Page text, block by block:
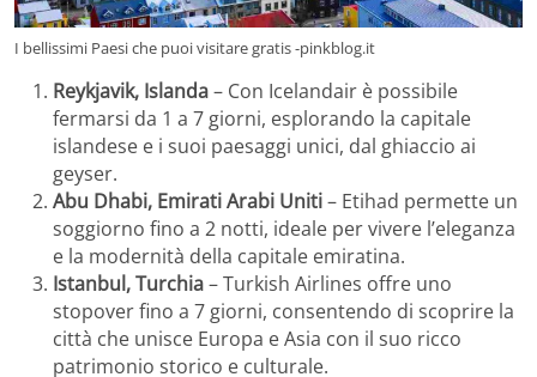
I bellissimi Paesi che puoi visitare gratis -pinkblog.it
Reykjavik, Islanda– Con Icelandair è possibile
fermarsi da 1 a 7 giorni, esplorando la capitale
islandese e i suoi paesaggi unici, dal ghiaccio ai
geyser.
Abu Dhabi, Emirati Arabi Uniti– Etihad permette un
soggiorno fino a 2 notti, ideale per vivere l’eleganza
e la modernità della capitale emiratina.
Istanbul, Turchia– Turkish Airlines offre uno
stopover fino a 7 giorni, consentendo di scoprire la
città che unisce Europa e Asia con il suo ricco
patrimonio storico e culturale.